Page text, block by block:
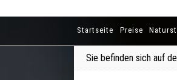
Startseite Preise
Sie befinden sich auf